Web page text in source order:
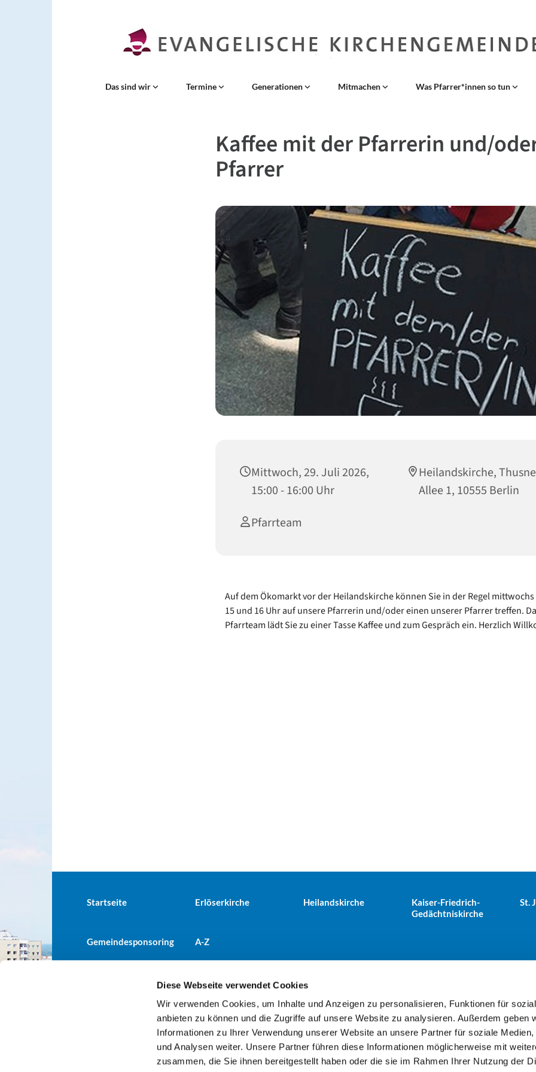
Diese Webseite verwendet Cookies
Wir verwenden Cookies, um Inhalte und Anzeigen zu personalisieren, Funktionen für
anbieten zu können und die Zugriffe auf unsere Website zu analysieren. Außerdem geben
Informationen zu Ihrer Verwendung unserer Website an unsere Partner für soziale Medien,
und Analysen weiter. Unsere Partner führen diese Informationen möglicherweise mit
zusammen, die Sie ihnen bereitgestellt haben oder die sie im Rahmen Ihrer Nutzung der
Das sind wir Termine Generationen Mitmachen Was Pfarrer*innen so tun
Kaffee mit der Pfarrerin und/
Pfarrer
Mittwoch, 29. Juli 2026,
15:00 - 16:00 Uhr
Heilandskirche,
Allee 1, 10555 Berlin
Pfarrteam
Auf dem Ökomarkt vor der Heilandskirche können Sie in der Regel
15 und 16 Uhr auf unsere Pfarrerin und/oder einen unserer Pfarrer treffen.
Pfarrteam lädt Sie zu einer Tasse Kaffee und zum Gespräch ein. Herzlich
Startseite Erlöserkirche Heilandskirche
Kaiser-Friedrich-
Gedächtniskirche
St.
Gemeindesponsoring A-Z
Evangelische Kirchengemeinde Tiergarten · Alt-Moabit 25, 10559 Berlin+49303943498 
Kontaktinformationen Impressum